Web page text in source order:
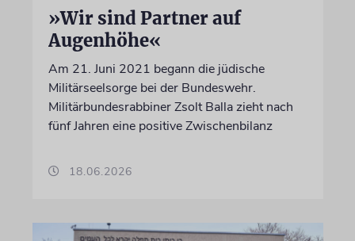
»Wir sind Partner auf
Augenhöhe«
Am 21. Juni 2021 begann die jüdische
Militärseelsorge bei der Bundeswehr.
Militärbundesrabbiner Zsolt Balla zieht nach
fünf Jahren eine positive Zwischenbilanz
18.06.2026